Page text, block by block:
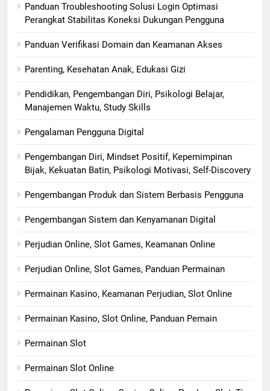
Panduan Troubleshooting Solusi Login Optimasi
Perangkat Stabilitas Koneksi Dukungan Pengguna
Panduan Verifikasi Domain dan Keamanan Akses
Parenting, Kesehatan Anak, Edukasi Gizi
Pendidikan, Pengembangan Diri, Psikologi Belajar,
Manajemen Waktu, Study Skills
Pengalaman Pengguna Digital
Pengembangan Diri, Mindset Positif, Kepemimpinan
Bijak, Kekuatan Batin, Psikologi Motivasi, Self-Discovery
Pengembangan Produk dan Sistem Berbasis Pengguna
Pengembangan Sistem dan Kenyamanan Digital
Perjudian Online, Slot Games, Keamanan Online
Perjudian Online, Slot Games, Panduan Permainan
Permainan Kasino, Keamanan Perjudian, Slot Online
Permainan Kasino, Slot Online, Panduan Pemain
Permainan Slot
Permainan Slot Online